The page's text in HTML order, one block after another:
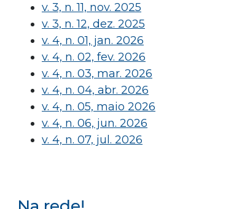
v. 3, n. 11, nov. 2025
v. 3, n. 12, dez. 2025
v. 4, n. 01, jan. 2026
v. 4, n. 02, fev. 2026
v. 4, n. 03, mar. 2026
v. 4, n. 04, abr. 2026
v. 4, n. 05, maio 2026
v. 4, n. 06, jun. 2026
v. 4, n. 07, jul. 2026